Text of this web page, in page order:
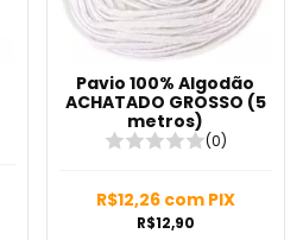
Pavio 100% Algodão
ACHATADO GROSSO (5
metros)
(0)
R$12,90
R$12,26 com PIX